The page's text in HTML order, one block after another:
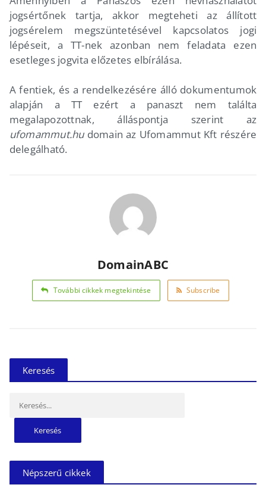
jogsértőnek tartja, akkor megteheti az állított
jogsérelem megszüntetésével kapcsolatos jogi
lépéseit, a TT-nek azonban nem feladata ezen
esetleges jogvita előzetes elbírálása.
A fentiek, és a rendelkezésére álló dokumentumok
alapján a TT ezért a panaszt nem találta
megalapozottnak, álláspontja szerint az
ufomammut.hudomain az Ufomammut Kft részére
delegálható.
DomainABC
További cikkek megtekintése Subscribe
Keresés
Népszerű cikkek